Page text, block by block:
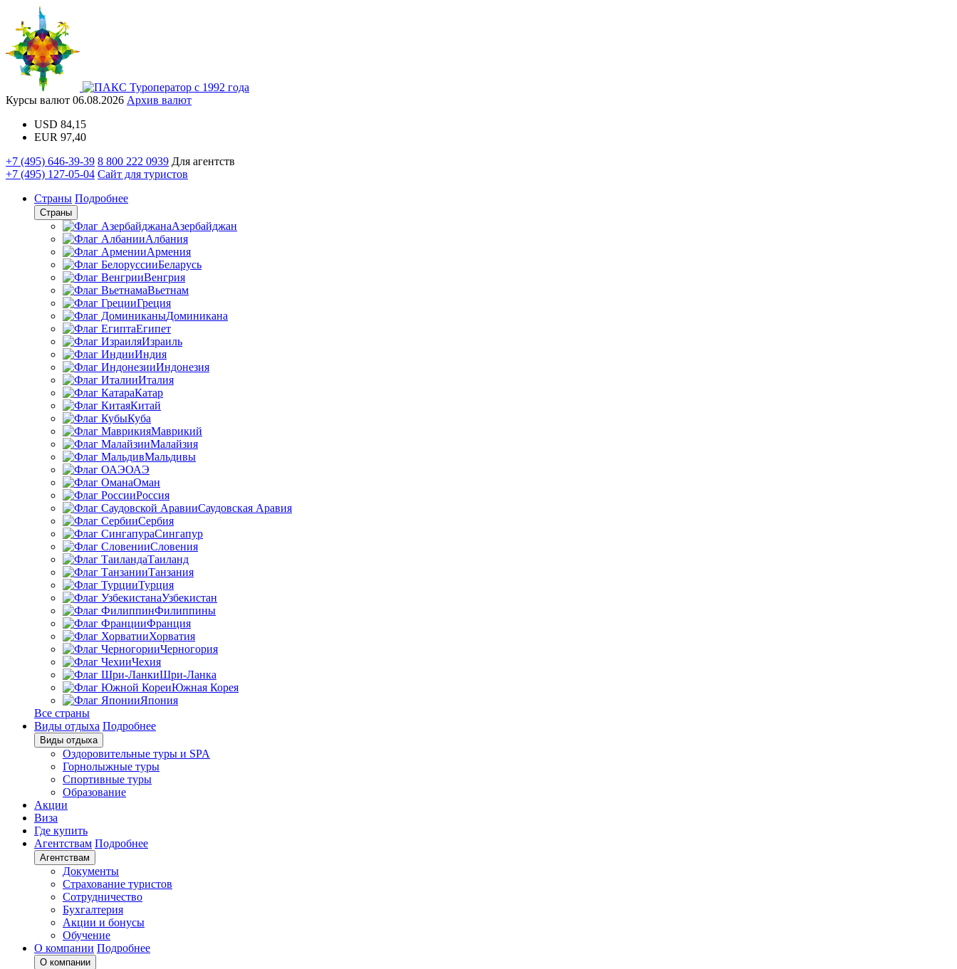
Туроператор с 1992 года
Курсы валют 06.08.2026 Архив валют
USD 84,15
EUR 97,40
+7 (495) 646-39-39 8 800 222 0939 Для агентств
+7 (495) 127-05-04 Сайт для туристов
Страны Подробнее
Страны
Азербайджан
Албания
Армения
Беларусь
Венгрия
Вьетнам
Греция
Доминикана
Египет
Израиль
Индия
Индонезия
Италия
Катар
Китай
Куба
Маврикий
Малайзия
Мальдивы
ОАЭ
Оман
Россия
Саудовская Аравия
Сербия
Сингапур
Словения
Таиланд
Танзания
Турция
Узбекистан
Филиппины
Франция
Хорватия
Черногория
Чехия
Шри-Ланка
Южная Корея
Япония
Все страны
Виды отдыха Подробнее
Виды отдыха
Оздоровительные туры и SPA
Горнолыжные туры
Спортивные туры
Образование
Акции
Виза
Где купить
Агентствам Подробнее
Агентствам
Документы
Страхование туристов
Сотрудничество
Бухгалтерия
Акции и бонусы
Обучение
О компании Подробнее
О компании